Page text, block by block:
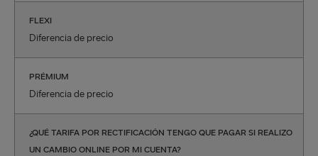
FLEXI
Diferencia de precio
PRÉMIUM
Diferencia de precio
¿QUÉ TARIFA POR RECTIFICACIÓN TENGO QUE PAGAR SI REALIZO
UN CAMBIO ONLINE POR MI CUENTA?